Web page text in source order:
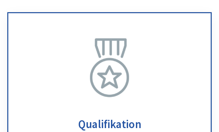
Qualifikation